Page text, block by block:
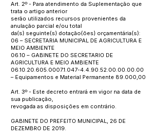
Art. 2º - Para atendimento da Suplementação que
trata o artigo anterior
serão utilizados recursos provenientes da
anulação parcial e/ou total
da(s) seguinte(s) dotação(ões) orçamentária(s):
06 – SECRETARIA MUNICIPAL DE AGRICULTURA E
MEIO AMBIENTE
06.10 – GABINETE DO SECRETARIO DE
AGRICULTURA E MEIO AMBIENTE
06.10.20.605.0007.1.047-4.4.90.52.00.00.00.00
– Equipamentos e Material Permanente 89.000,00
Art. 3º - Este decreto entrará em vigor na data de
sua publicação,
revogada as disposições em contrário.
GABINETE DO PREFEITO MUNICIPAL, 26 DE
DEZEMBRO DE 2019.